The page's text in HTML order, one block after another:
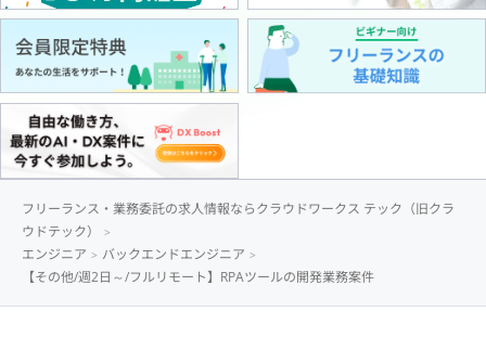
フリーランス・業務委託の求人情報ならクラウドワークス テック（旧クラ
ウドテック）
エンジニア
バックエンドエンジニア
【その他/週2日～/フルリモート】RPAツールの開発業務案件